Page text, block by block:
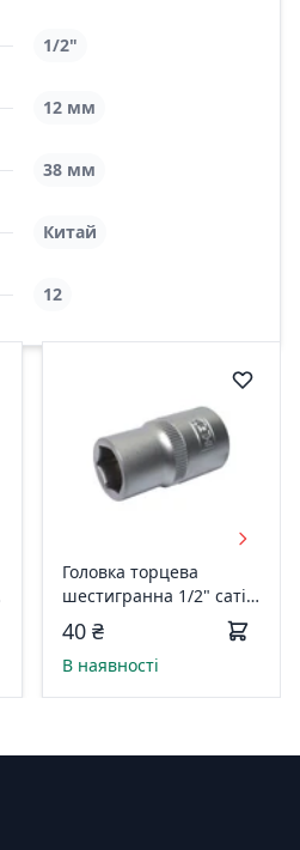
1/2"
12 мм
38 мм
Китай
12
Головка торцева
шестигранна 1/2" сатін
10мм*38мм ТМ HAISSER
73819
40 ₴
В наявності